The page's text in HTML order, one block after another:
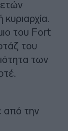
του Fort
του
των
την